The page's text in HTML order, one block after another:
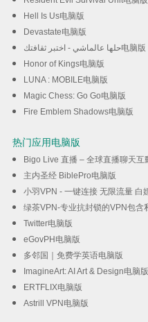
Hell Is Us电脑版
Devastate电脑版
حلها عالماشي - اختبر ثقافتك电脑版
Honor of Kings电脑版
LUNA : MOBILE电脑版
Magic Chess: Go Go电脑版
Fire Emblem Shadows电脑版
热门应用电脑版
Bigo Live 直播 – 全球直播聊天互
主内圣经 BiblePro电脑版
小羽VPN - 一键连接 无限流量 白
绿茶VPN-专业抗封锁的VPN包含
Twitter电脑版
eGovPH电脑版
多邻国｜免费学英语电脑版
ImagineArt: AI Art & Design电脑版
ERTFLIX电脑版
Astrill VPN电脑版